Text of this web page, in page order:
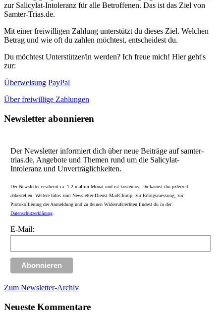
zur Salicylat-Intoleranz für alle Betroffenen. Das ist das Ziel von
Samter-Trias.de.
Mit einer freiwilligen Zahlung unterstützt du dieses Ziel. Welchen
Betrag und wie oft du zahlen möchtest, entscheidest du.
Du möchtest Unterstützer/in werden? Ich freue mich! Hier geht's
zur:
Überweisung PayPal
Über freiwillige Zahlungen
Newsletter abonnieren
Der Newsletter informiert dich über neue Beiträge auf samter-
trias.de, Angebote und Themen rund um die Salicylat-
Intoleranz und Unverträglichkeiten.
Der Newsletter erscheint ca. 1-2 mal im Monat und ist kostenlos. Du kannst ihn jederzeit
abbestellen. Weitere Infos zum Newsletter-Dienst MailChimp, zur Erfolgsmessung, zur
Protokollierung der Anmeldung und zu deinen Widerrufsrechten findest du in der
Datenschutzerklärung.
E-Mail:
Zum Newsletter-Archiv
Neueste Kommentare